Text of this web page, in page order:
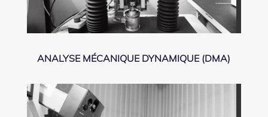
ANALYSE MÉCANIQUE DYNAMIQUE (DMA)